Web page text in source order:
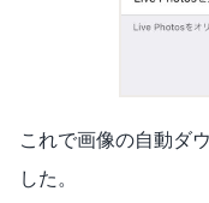
これで画像の自動ダ
した。